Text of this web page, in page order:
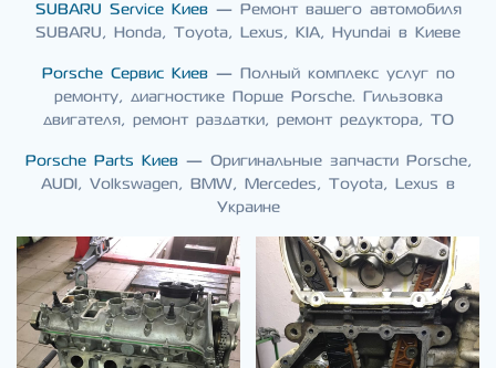
SUBARU Service Киев— Ремонт вашего автомобиля
SUBARU, Honda, Toyota, Lexus, KIA, Hyundai в Киеве
Porsche Сервис Киев— Полный комплекс услуг по
ремонту, диагностике Порше Porsche. Гильзовка
двигателя, ремонт раздатки, ремонт редуктора, ТО
Porsche Parts Киев— Оригинальные запчасти Porsche,
AUDI, Volkswagen, BMW, Mercedes, Toyota, Lexus в
Украине